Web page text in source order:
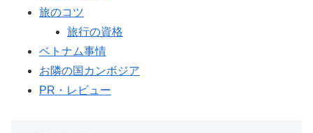
旅のコツ
旅行の資格
ベトナム事情
お隣の国カンボジア
PR・レビュー